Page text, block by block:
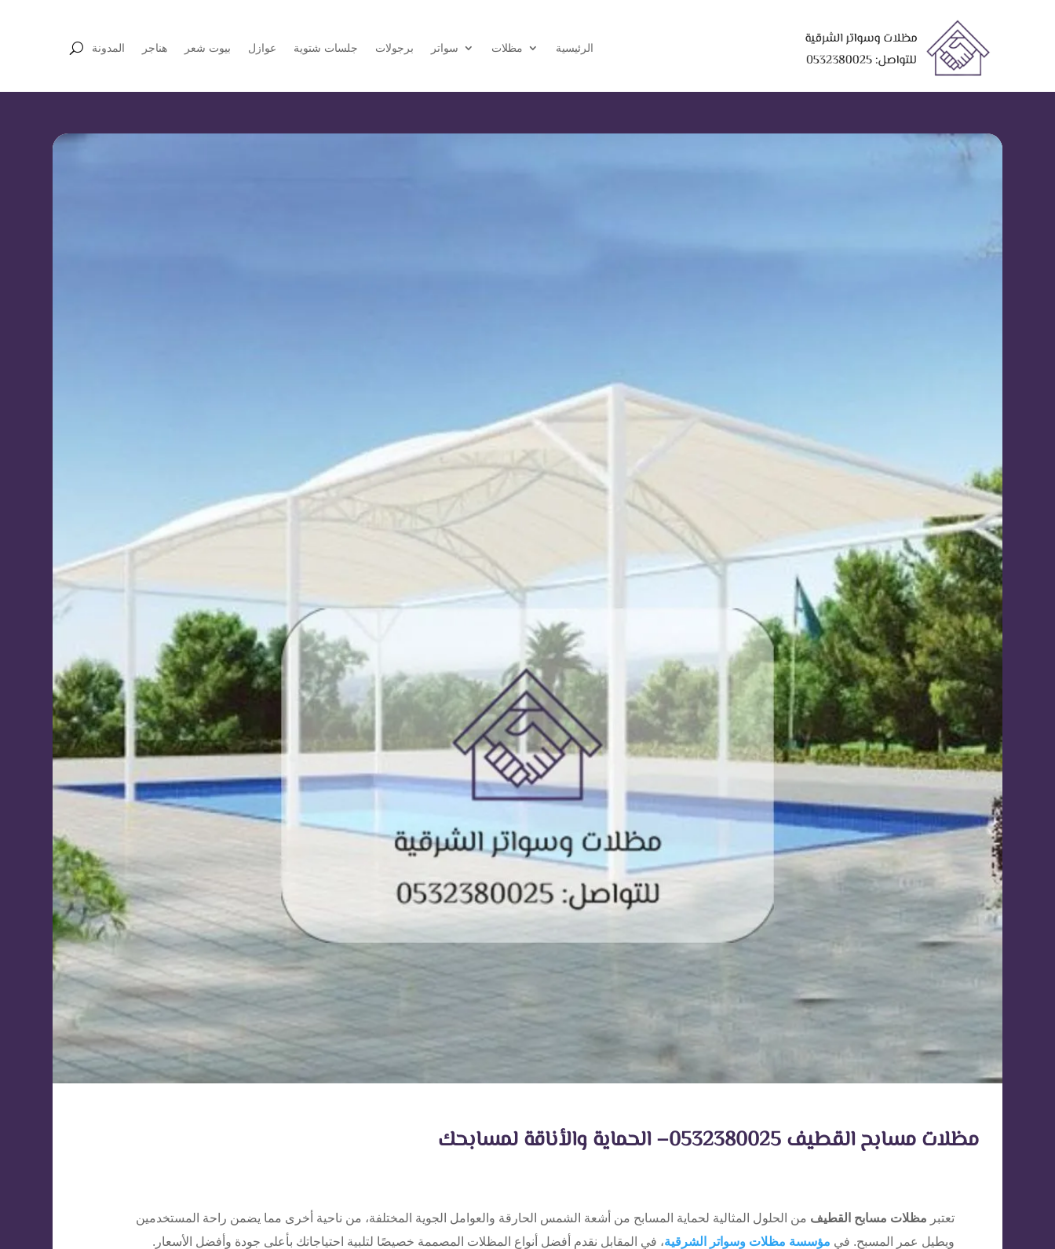
الرئيسية مظلات سواتر برجولات جلسات شتوية عوازل بيوت شعر هناجر المدونة
مظلات مسابح القطيف 0532380025– الحماية والأناقة لمسابحك
تعتبر مظلات مسابح القطيف من الحلول المثالية لحماية المسابح من أشعة الشمس الحارقة والعوامل الجوية المختلفة، من ناحية أخرى مما يضمن راحة المستخدمين
ويطيل عمر المسبح. في مؤسسة مظلات وسواتر الشرقية، في المقابل نقدم أفضل أنواع المظلات المصممة خصيصًا لتلبية احتياجاتك بأعلى جودة وأفضل الأسعار.